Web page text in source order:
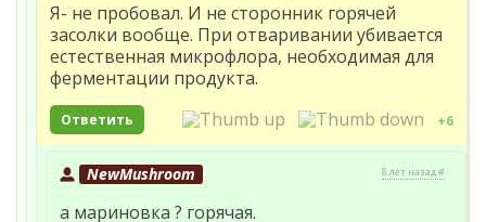
Я- не пробовал. И не сторонник горячей
засолки вообще. При отваривании убивается
естественная микрофлора, необходимая для
ферментации продукта.
Ответить +6
NewMushroom 8 лет назад #
а мариновка ? горячая.